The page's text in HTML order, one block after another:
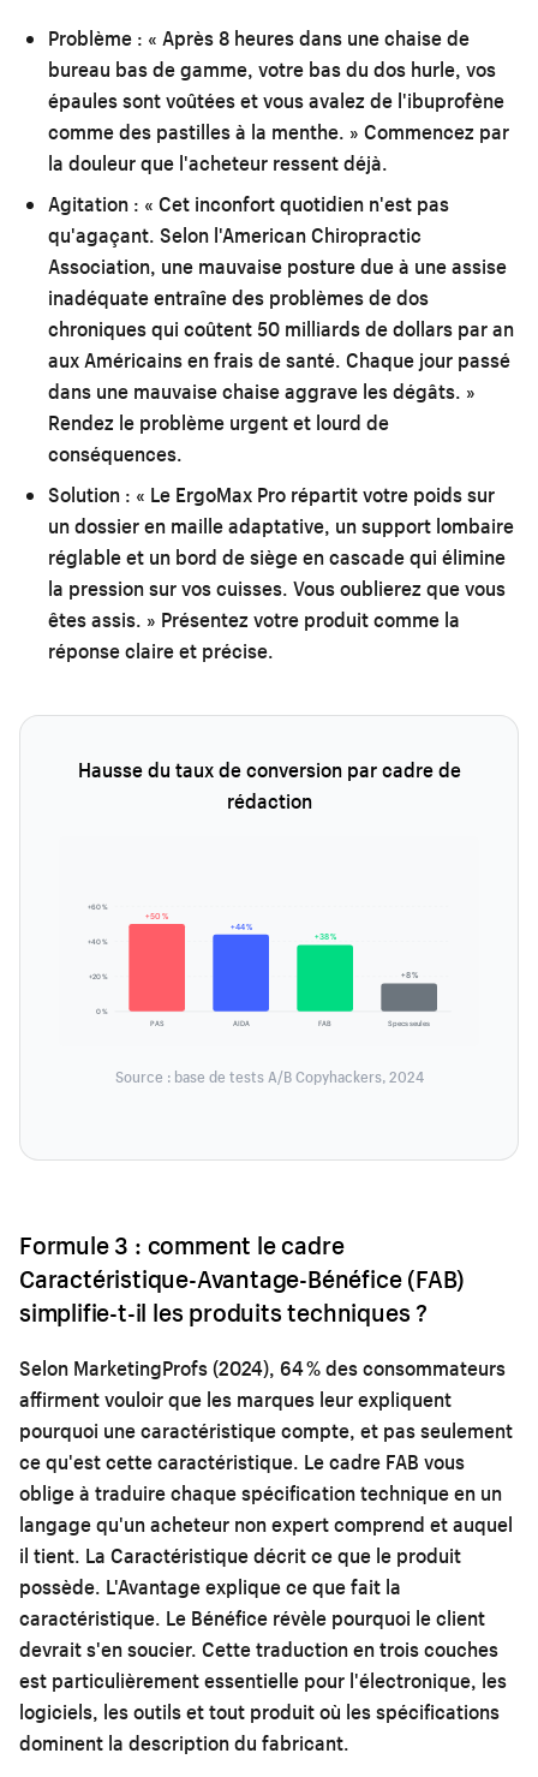
Problème : « Après 8 heures dans une chaise de
bureau bas de gamme, votre bas du dos hurle, vos
épaules sont voûtées et vous avalez de l'ibuprofène
comme des pastilles à la menthe. » Commencez par
la douleur que l'acheteur ressent déjà.
Agitation : « Cet inconfort quotidien n'est pas
qu'agaçant. Selon l'American Chiropractic
Association, une mauvaise posture due à une assise
inadéquate entraîne des problèmes de dos
chroniques qui coûtent 50 milliards de dollars par an
aux Américains en frais de santé. Chaque jour passé
dans une mauvaise chaise aggrave les dégâts. »
Rendez le problème urgent et lourd de
conséquences.
Solution : « Le ErgoMax Pro répartit votre poids sur
un dossier en maille adaptative, un support lombaire
réglable et un bord de siège en cascade qui élimine
la pression sur vos cuisses. Vous oublierez que vous
êtes assis. » Présentez votre produit comme la
réponse claire et précise.
Hausse du taux de conversion par cadre de
rédaction
0 %
+20 %
+40 %
+60 %
+50 %
PAS
+44 %
AIDA
+38 %
FAB
+8 %
Specs seules
Source : base de tests A/B Copyhackers, 2024
Formule 3 : comment le cadre
Caractéristique-Avantage-Bénéfice (FAB)
simplifie-t-il les produits techniques ?
Selon MarketingProfs (2024), 64 % des consommateurs
affirment vouloir que les marques leur expliquent
pourquoi une caractéristique compte, et pas seulement
ce qu'est cette caractéristique. Le cadre FAB vous
oblige à traduire chaque spécification technique en un
langage qu'un acheteur non expert comprend et auquel
il tient. La Caractéristique décrit ce que le produit
possède. L'Avantage explique ce que fait la
caractéristique. Le Bénéfice révèle pourquoi le client
devrait s'en soucier. Cette traduction en trois couches
est particulièrement essentielle pour l'électronique, les
logiciels, les outils et tout produit où les spécifications
dominent la description du fabricant.